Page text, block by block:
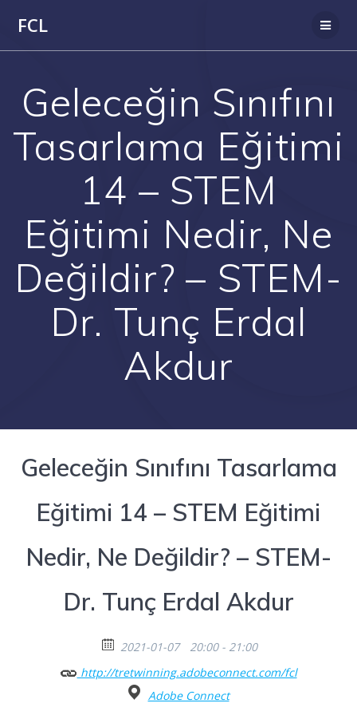
FCL
Geleceğin Sınıfını
Tasarlama Eğitimi
14 – STEM
Eğitimi Nedir, Ne
Değildir? – STEM-
Dr. Tunç Erdal
Akdur
Geleceğin Sınıfını Tasarlama
Eğitimi 14 – STEM Eğitimi
Nedir, Ne Değildir? – STEM-
Dr. Tunç Erdal Akdur
2021-01-07
20:00 - 21:00
http://tretwinning.adobeconnect.com/fcl
Adobe Connect